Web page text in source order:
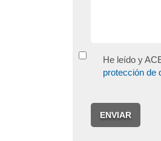
He leído y
protección de
ENVIAR